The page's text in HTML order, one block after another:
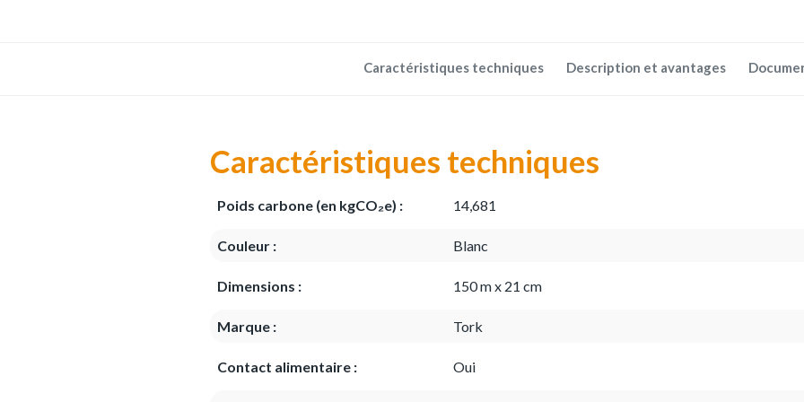
Caractéristiques techniques Description et avantages
Caractéristiques techniques
Poids carbone (en kgCO₂e) : 14,681
Couleur : Blanc
Dimensions : 150 m x 21 cm
Marque : Tork
Contact alimentaire : Oui